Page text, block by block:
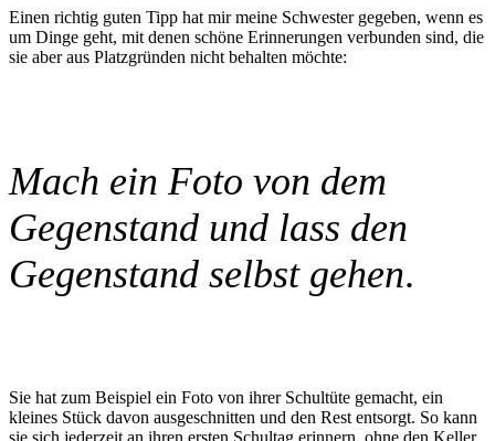
Einen richtig guten Tipp hat mir meine Schwester gegeben, wenn es
um Dinge geht, mit denen schöne Erinnerungen verbunden sind, die
sie aber aus Platzgründen nicht behalten möchte:
Mach ein Foto von dem
Gegenstand und lass den
Gegenstand selbst gehen.
Sie hat zum Beispiel ein Foto von ihrer Schultüte gemacht, ein
kleines Stück davon ausgeschnitten und den Rest entsorgt. So kann